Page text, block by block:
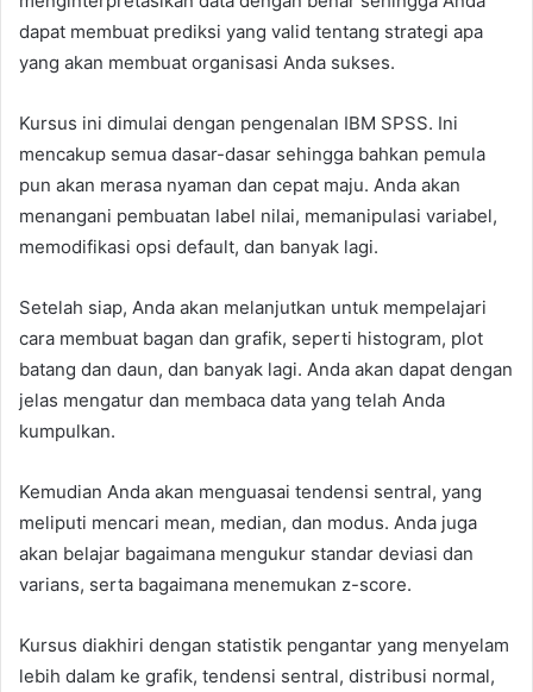
dapat membuat prediksi yang valid tentang strategi apa
yang akan membuat organisasi Anda sukses.
Kursus ini dimulai dengan pengenalan IBM SPSS. Ini
mencakup semua dasar-dasar sehingga bahkan pemula
pun akan merasa nyaman dan cepat maju. Anda akan
menangani pembuatan label nilai, memanipulasi variabel,
memodifikasi opsi default, dan banyak lagi.
Setelah siap, Anda akan melanjutkan untuk mempelajari
cara membuat bagan dan grafik, seperti histogram, plot
batang dan daun, dan banyak lagi. Anda akan dapat dengan
jelas mengatur dan membaca data yang telah Anda
kumpulkan.
Kemudian Anda akan menguasai tendensi sentral, yang
meliputi mencari mean, median, dan modus. Anda juga
akan belajar bagaimana mengukur standar deviasi dan
varians, serta bagaimana menemukan z-score.
Kursus diakhiri dengan statistik pengantar yang menyelam
lebih dalam ke grafik, tendensi sentral, distribusi normal,